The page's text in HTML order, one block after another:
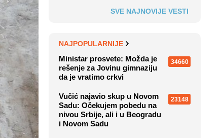
SVE NAJNOVIJE VESTI
NAJPOPULARNIJE
Ministar prosvete: Možda je
rešenje za Jovinu gimnaziju
da je vratimo crkvi
34660
Vučić najavio skup u Novom
Sadu: Očekujem pobedu na
nivou Srbije, ali i u Beogradu
i Novom Sadu
23148